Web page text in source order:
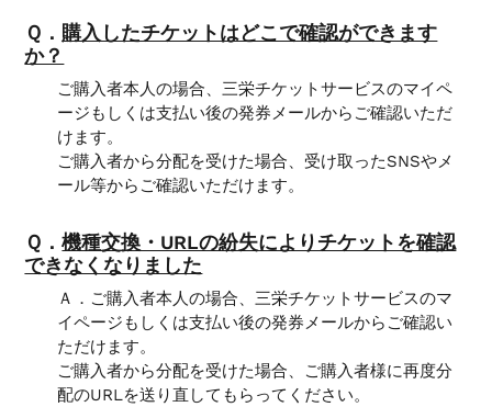
Ｑ． 購入したチケットはどこで確認ができます
か？
ご購入者本人の場合、三栄チケットサービスのマイペ
ージもしくは支払い後の発券メールからご確認いただ
けます。
ご購入者から分配を受けた場合、受け取ったSNSやメ
ール等からご確認いただけます。
Ｑ．機種交換・URLの紛失によりチケットを確認
できなくなりました
Ａ．ご購入者本人の場合、三栄チケットサービスのマ
イページもしくは支払い後の発券メールからご確認い
ただけます。
ご購入者から分配を受けた場合、ご購入者様に再度分
配のURLを送り直してもらってください。